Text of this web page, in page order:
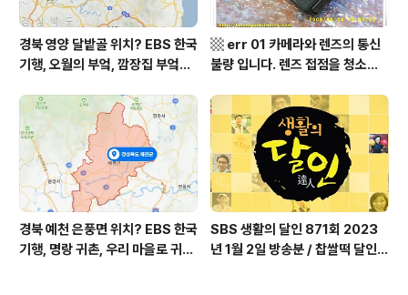
경북 영양 달밭골 위치? EBS 한국
기행, 오월의 부엌, 깜장집 부엌은
어디? / 경상북도 영양군 가볼 만
한 곳, 영양읍 상원리. KBS 인간극
장 임분노미 할머니
▩ err 01 카메라와 렌즈의 통신
불량 입니다. 렌즈 접점을 청소하
경북 예천 은풍면 위치? EBS 한국
기행, 명랑 귀촌, 우리 마을로 귀촌
SBS 생활의 달인 871회 2023
년 1월 2일 방송분 / 찹쌀떡 달인,